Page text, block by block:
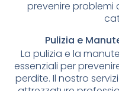
prevenire problemi
Pulizia e
La pulizia e la
essenziali per
perdite. Il nostro